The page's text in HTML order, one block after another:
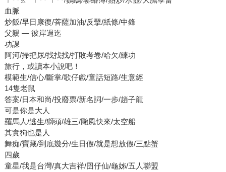
血脈
炒飯/早日康復/菩薩加油/反擊/紙條/中鋒
父親 — 彼岸過迄
功課
阿河/掃把尿/找找找/打敗考卷/哈欠/練功
旅行，或讀本小說吧！
模範生/信心/斷掌/歌仔戲/童話短路/生意經
14隻老鼠
答案/日本和尚/投廢票/新名詞/一步/趙子龍
可是你是大人
羅馬人/逃生/獅頭/雄三/颱風快來/太空船
其實狗也是人
舞痴/寶藏/到底幾分/生日假/就是想放假/三點蟹
四歲
童星/我是台灣/真大吉祥/囝仔仙/龜姊/五人聯盟